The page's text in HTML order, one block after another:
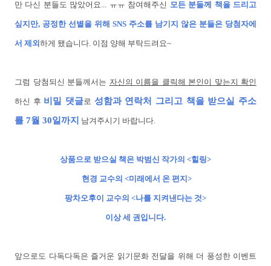
만 다신 분들도 많았어요... ㅠㅠ 참여해주신 모든 분들께 책을 드리고
싶지만, 공정한 선별을 위해 SNS 주소를 남기지 않은 분들은 당첨자에
서 제외하게 됐습니다. 이점 양해 부탁드려요~
그럼 당첨되신 분들께서는 자신의 이름을 클릭해 본인이 맞는지 확인
하신 후 비밀 댓글로 성함과 연락처 그리고 책을 받으실 주소
를 7월 30일까지 남겨주시기 바랍니다.
상품으로 받으실 책은 박범신 작가의 <힐링>
현경 교수의 <미래에서 온 편지>
팡차오후이 교수의 <나를 지켜낸다는 것>
이상 세 권입니다.
앞으로도 다독다독은 즐거운 읽기문화 전달을 위해 더 풍성한 이벤트